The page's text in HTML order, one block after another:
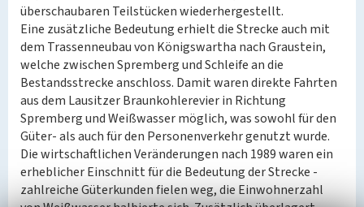
überschaubaren Teilstücken wiederhergestellt.
Eine zusätzliche Bedeutung erhielt die Strecke auch mit
dem Trassenneubau von Königswartha nach Graustein,
welche zwischen Spremberg und Schleife an die
Bestandsstrecke anschloss. Damit waren direkte Fahrten
aus dem Lausitzer Braunkohlerevier in Richtung
Spremberg und Weißwasser möglich, was sowohl für den
Güter- als auch für den Personenverkehr genutzt wurde.
Die wirtschaftlichen Veränderungen nach 1989 waren ein
erheblicher Einschnitt für die Bedeutung der Strecke -
zahlreiche Güterkunden fielen weg, die Einwohnerzahl